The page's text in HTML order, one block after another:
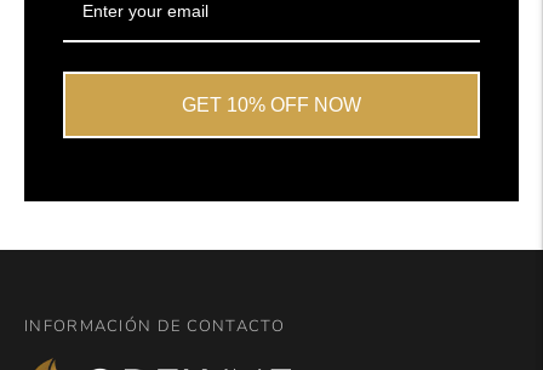
GET 10% OFF NOW
INFORMACIÓN DE CONTACTO